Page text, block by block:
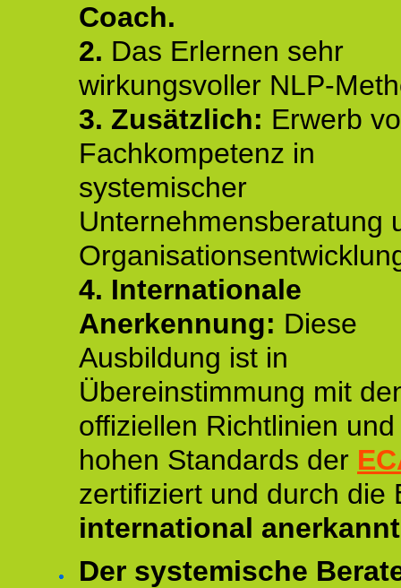
Coach.
2. Das Erlernen sehr
wirkungsvoller NLP-
3. Zusätzlich: Erwerb
Fachkompetenz in
systemischer
Unternehmensberatung
4. Internationale
Anerkennung: Diese
Ausbildung ist in
Übereinstimmung mit
offiziellen Richtlinien
hohen Standards der
zertifiziert und durch die
international
Der systemische